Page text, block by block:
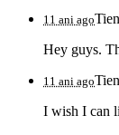
11 ani ago
Hey guys.
11 ani ago
I wish I can